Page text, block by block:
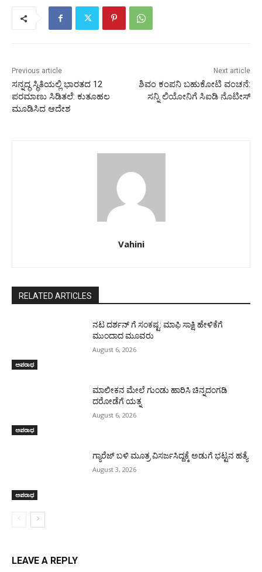
Previous article
ಸನ್ನದ್ಧ ಸ್ಥಿತಿಯಲ್ಲಿ ಭಾರತದ 12
ಪರಮಾಣು ಸಿಡಿತಲೆ: ಕುತೂಹಲ
ಮೂಡಿಸಿದ ಆದೇಶ
Next article
ಶಿವಂ ಕಂಪನಿ ಬಹುಕೋಟಿ ವಂಚನೆ:
ಸನ್ನಿ ಲಿಯೋನಿಗೆ ಸಿಐಡಿ ನೊಟೀಸ್
Vahini
RELATED ARTICLES
ಅಪರಾಧ
ನಟ ದರ್ಶನ್ ಗೆ ಸಂಕಷ್ಟ: ಮಾಫಿ ಸಾಕ್ಷಿ ಹೇಳಿಕೆಗೆ
ಮುಂದಾದ ಮೂವರು
August 6, 2026
ಅಪರಾಧ
ಮಾಲೀಕನ ಮೇಲೆ ಗುಂಡು ಹಾರಿಸಿ ಚಿನ್ನದಂಗಡಿ
ದರೋಡೆಗೆ ಯತ್ನ
August 6, 2026
ಅಪರಾಧ
ಗ್ಯಾರೆಜ್ ಬಳಿ ಮೂತ್ರ ವಿಸರ್ಜಸಿದ್ದಕ್ಕೆ ಅಡುಗೆ ಭಟ್ಟನ ಹತ್ಯೆ
August 3, 2026
LEAVE A REPLY